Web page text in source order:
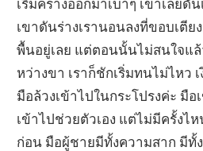
เขาดันร่างเรานอนลงที่ขอบเตีย
พื้นอยู่เลย แต่ตอนนั้นไม่สนใจแล้
หว่างขา เราก็ชักเริ่มทนไม่ไหว
มือล้วงเข้าไปในกระโปรงค่ะ มือ
เข้าไปช่วยตัวเอง แต่ไม่มีครั้งไ
ก่อน มือผู้ชายมีทั้งความสาก มีทั้